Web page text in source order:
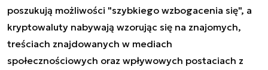
poszukują możliwości "szybkiego wzbogacenia się", a
kryptowaluty nabywają wzorując się na znajomych,
treściach znajdowanych w mediach
społecznościowych oraz wpływowych postaciach z